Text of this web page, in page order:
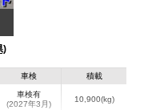
)
車検
車検有
(2027年3月)
積載
10,900(kg)